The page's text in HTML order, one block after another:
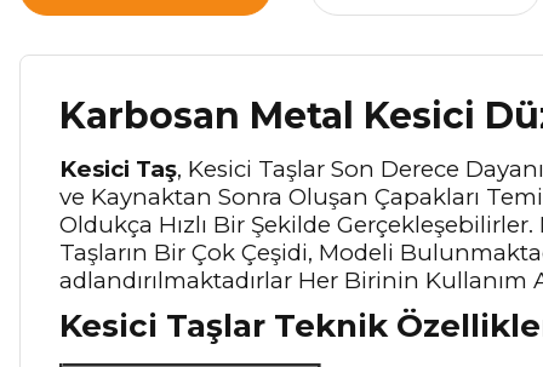
Karbosan Metal Kesici
Kesici Taş, Kesici Taşlar Son Derece
ve Kaynaktan Sonra Oluşan Çapakları
Oldukça Hızlı Bir Şekilde
Taşların Bir Çok Çeşidi, Modeli
adlandırılmaktadırlar Her Birinin Kullanım
Kesici Taşlar Teknik